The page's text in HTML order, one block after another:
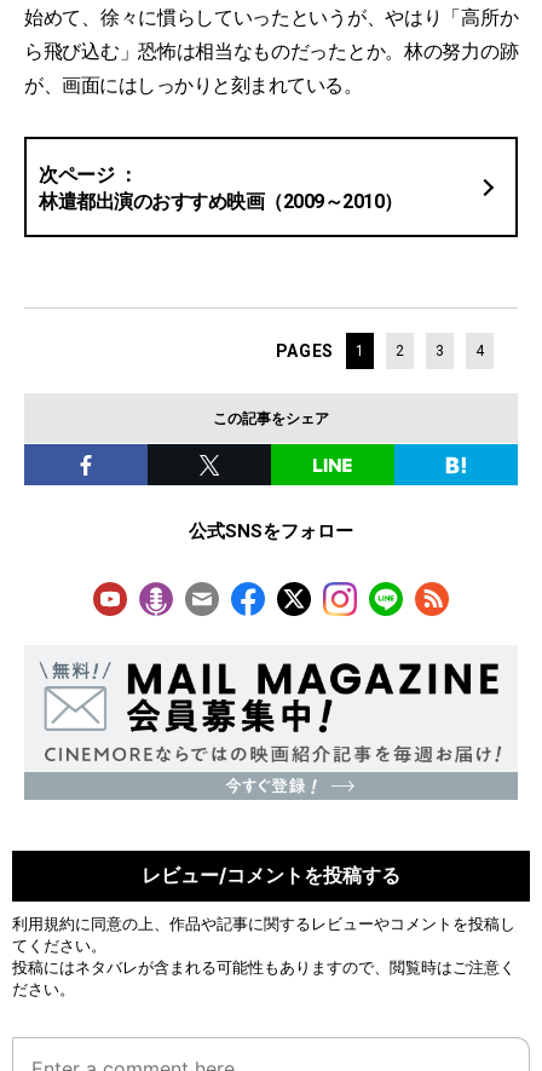
始めて、徐々に慣らしていったというが、やはり「高所か
ら飛び込む」恐怖は相当なものだったとか。林の努力の跡
が、画面にはしっかりと刻まれている。
林遣都出演のおすすめ映画（2009～2010）
PAGES 1 2 3 4
この記事をシェア
公式SNSをフォロー
レビュー/コメントを投稿する
利用規約に同意の上、作品や記事に関するレビューやコメントを投稿し
てください。
投稿にはネタバレが含まれる可能性もありますので、閲覧時はご注意く
ださい。